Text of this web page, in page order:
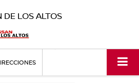
DE LOS ALTOS